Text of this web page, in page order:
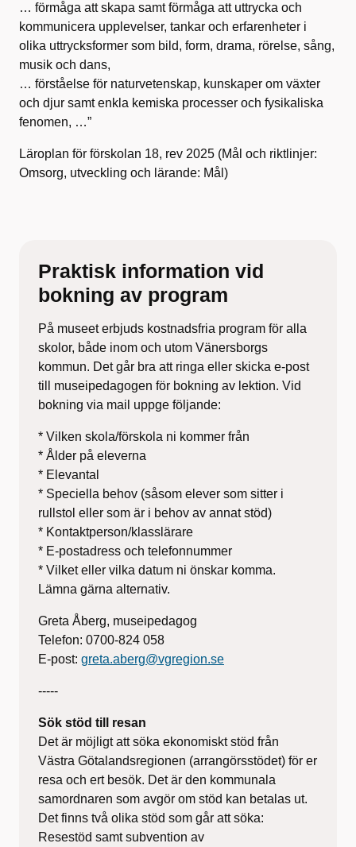
… förmåga att skapa samt förmåga att uttrycka och
kommunicera upplevelser, tankar och erfarenheter i
olika uttrycksformer som bild, form, drama, rörelse, sång,
musik och dans,
… förståelse för naturvetenskap, kunskaper om växter
och djur samt enkla kemiska processer och fysikaliska
fenomen, …”
Läroplan för förskolan 18, rev 2025 (Mål och riktlinjer:
Omsorg, utveckling och lärande: Mål)
Praktisk information vid
bokning av program
På museet erbjuds kostnadsfria program för alla
skolor, både inom och utom Vänersborgs
kommun. Det går bra att ringa eller skicka e-post
till museipedagogen för bokning av lektion. Vid
bokning via mail uppge följande:
* Vilken skola/förskola ni kommer från
* Ålder på eleverna
* Elevantal
* Speciella behov (såsom elever som sitter i
rullstol eller som är i behov av annat stöd)
* Kontaktperson/klasslärare
* E-postadress och telefonnummer
* Vilket eller vilka datum ni önskar komma.
Lämna gärna alternativ.
Greta Åberg, museipedagog
Telefon: 0700-824 058
E-post: greta.aberg@vgregion.se
-----
Sök stöd till resan
Det är möjligt att söka ekonomiskt stöd från
Västra Götalandsregionen (arrangörsstödet) för er
resa och ert besök. Det är den kommunala
samordnaren som avgör om stöd kan betalas ut.
Det finns två olika stöd som går att söka:
Resestöd samt subvention av